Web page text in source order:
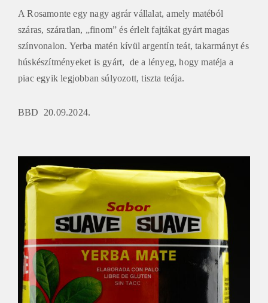
A Rosamonte egy nagy agrár vállalat, amely matéból
száras, száratlan, „finom” és érlelt fajtákat gyárt magas
színvonalon. Yerba matén kívül argentín teát, takarmányt és
húskészítményeket is gyárt, de a lényeg, hogy matéja a
piac egyik legjobban súlyozott, tiszta teája.
BBD 20.09.2024.